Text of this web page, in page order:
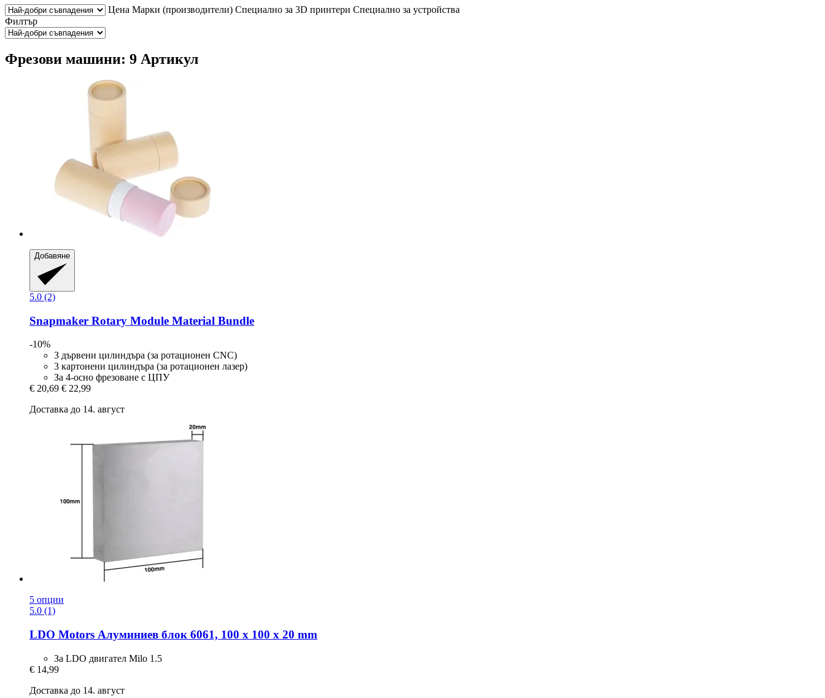
Цена Марки (производители) Специално за 3D принтери Специално за устройства
Филтър
Фрезови машини: 9 Артикул
Добавяне
5.0 (2)
Snapmaker Rotary Module Material Bundle
-10%
3 дървени цилиндъра (за ротационен CNC)
3 картонени цилиндъра (за ротационен лазер)
За 4-осно фрезоване с ЦПУ
€ 20,69 € 22,99
Доставка до 14. август
5 опции
5.0 (1)
LDO Motors Алуминиев блок 6061, 100 x 100 x 20 mm
За LDO двигател Milo 1.5
€ 14,99
Доставка до 14. август